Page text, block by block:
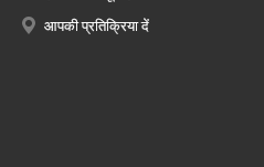
आपकी प्रतिक्रिया दें